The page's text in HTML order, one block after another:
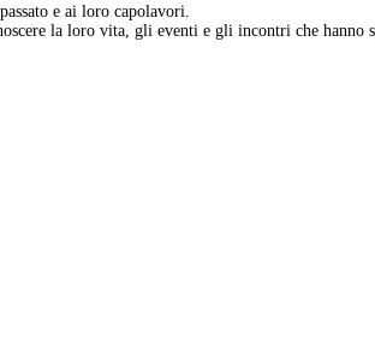
e ai loro capolavori.
la loro vita, gli eventi e gli incontri che hanno